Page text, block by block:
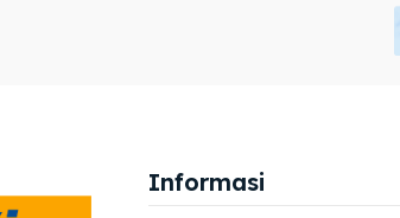
Blog
Blog
Informasi